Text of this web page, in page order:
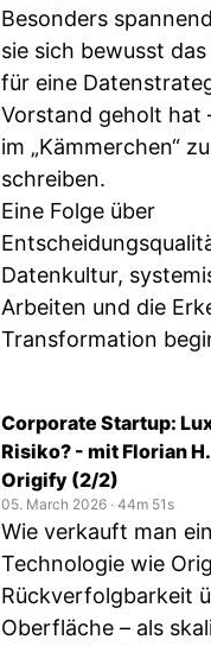
Besonders
sie sich bewusst
für eine
Vorstand geholt hat
im „Kämmerchen“ zu
schreiben.
Eine Folge über
Datenkultur,
Arbeiten und die
Transformation
Corporate Startup:
Risiko? - mit Florian
Origify (2/2)
05. March 2026 ‧ 44m 51s
Wie verkauft man
Technologie wie
Rückverfolgbarkeit
Oberfläche – als